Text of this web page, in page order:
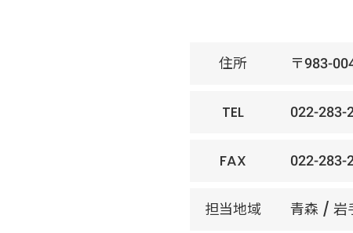
住所 〒983-
TEL 022-283-
FAX 022-283-
担当地域 青森 / 岩